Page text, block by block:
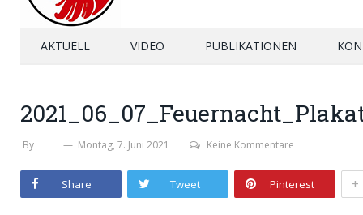
AKTUELL VIDEO PUBLIKATIONEN
By Montag, 7. Juni 2021 Keine Kommentare
Share Tweet Pinterest +